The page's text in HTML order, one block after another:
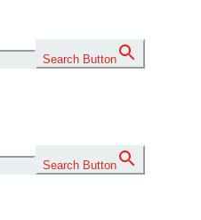
Search Button
Search Button